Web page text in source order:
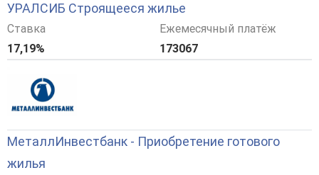
УРАЛСИБ Строящееся жилье
Ставка
17,19%
Ежемесячный платёж
173067
МеталлИнвестбанк - Приобретение готового
жилья